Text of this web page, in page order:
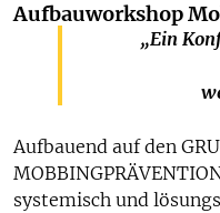
Aufbauworkshop
„Ein
Aufbauend auf den
systemisch und